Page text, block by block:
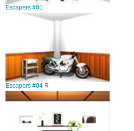
Escapers #01
Escapers #04 R